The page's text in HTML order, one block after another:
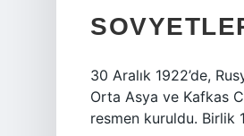
30 Aralık 1922’de,
Orta Asya ve Kafkas
resmen kuruldu. Birlik